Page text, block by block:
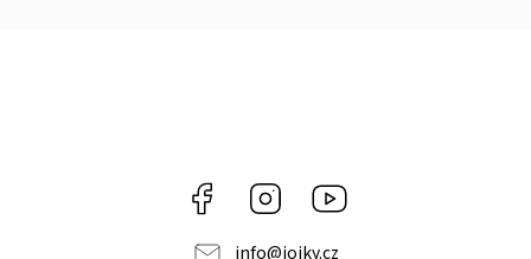
Facebook Instagram
info@joiky.cz